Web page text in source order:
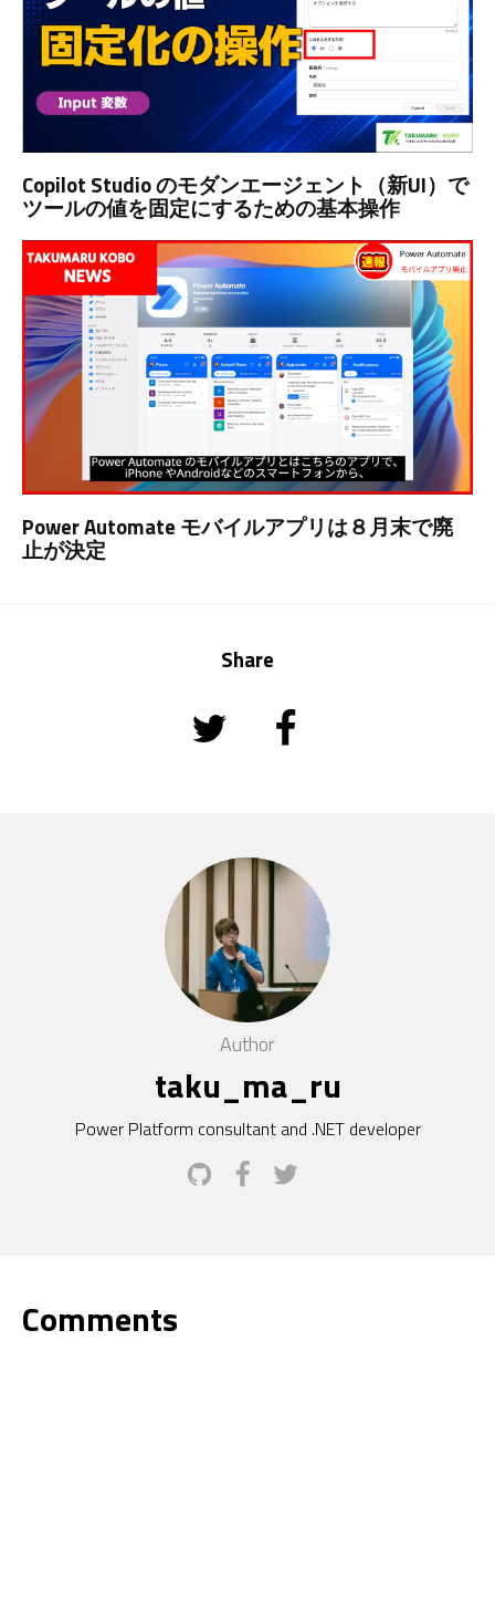
Copilot Studio のモダンエージェント（新UI）で
ツールの値を固定にするための基本操作
Power Automate モバイルアプリは８月末で廃
止が決定
Share
Author
taku_ma_ru
Power Platform consultant and .NET developer
Comments